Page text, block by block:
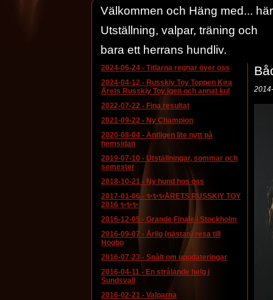
Välkommen och Häng med...
Utställning, valpar, träning och
bara ett herrans hundliv.
2024-06-24 - Titlarna regnar över oss
2024-04-12 - Russkiy Toy Toppen Kira
Årets Russkiy Toy igen och annat kul
2022-07-22 - Fina resultat
2021-09-22 - Ny Champion
2020-08-04 - Äntligen lite nytt på
hemsidan
2019-07-10 - Utställningar, sommar och
semester
2018-10-21- Ny hund hos oss
2017-01-06 - ✨✨✨ÅRETS RUSSKIY TOY
2016 ✨✨✨
2016-12-05 - Grande Finale i Stockholm
2016-09-07 - Årlig (nästan) resa till
Högbo
2016-07-23 - Snålt om uppdateringar
2016-04-11 - En strålande helg i
Sundsvall
2016-02-21 - Valparna